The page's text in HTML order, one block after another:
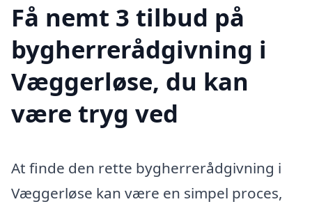
Få nemt 3 tilbud på
bygherrerådgivning i
Væggerløse, du kan
være tryg ved
At finde den rette bygherrerådgivning i
Væggerløse kan være en simpel proces,